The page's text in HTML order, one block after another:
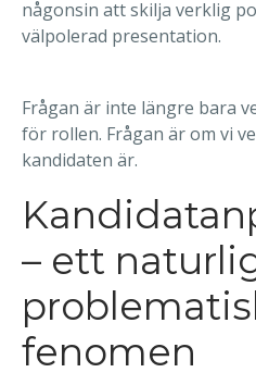
någonsin att skilja verklig
välpolerad presentation.
Frågan är inte längre bara
för rollen. Frågan är om vi
kandidaten är.
– ett
fenomen